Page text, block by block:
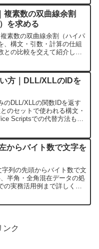
複素数の双曲線余割
を求める
素数の双曲線余割（ハイパ
、構文・引数・計算の仕組
との比較を交えて紹介しま
方｜DLL/XLLのIDを
のDLL/XLLの関数IDを返す
のセットで使われる構文・
Scriptsでの代替方法も紹
からバイト数で文字を
列の先頭からバイト数で文
半角・全角混在データの処
実務活用例まで詳しく紹
ンク